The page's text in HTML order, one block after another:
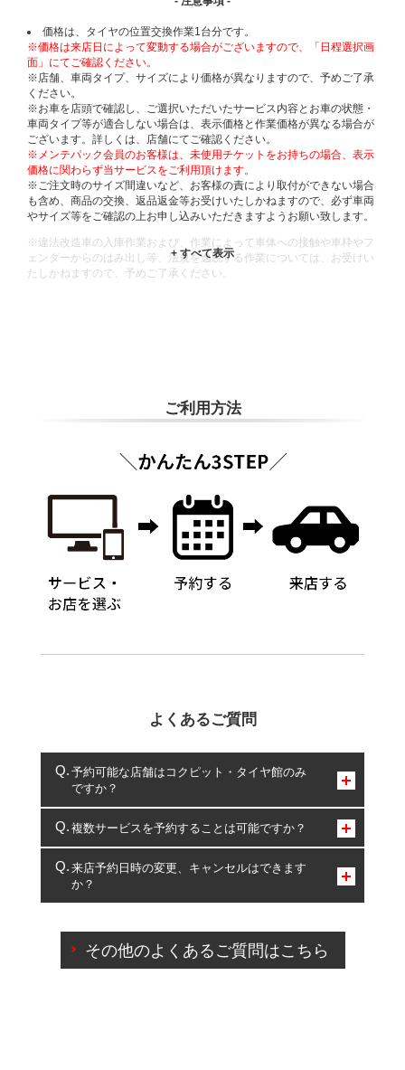
価格は、タイヤの位置交換作業1台分です。
※価格は来店日によって変動する場合がございますので、「日程選択画
面」にてご確認ください。
※店舗、車両タイプ、サイズにより価格が異なりますので、予めご了承
ください。
※お車を店頭で確認し、ご選択いただいたサービス内容とお車の状態・
車両タイプ等が適合しない場合は、表示価格と作業価格が異なる場合が
ございます。詳しくは、店舗にてご確認ください。
※メンテパック会員のお客様は、未使用チケットをお持ちの場合、表示
価格に関わらず当サービスをご利用頂けます。
※ご注文時のサイズ間違いなど、お客様の責により取付ができない場合
も含め、商品の交換、返品返金等お受けいたしかねますので、必ず車両
やサイズ等をご確認の上お申し込みいただきますようお願い致します。
※違法改造車の入庫作業および、作業によって車体への接触や車枠やフ
ェンダーからのはみ出し等、法規を逸脱する作業については、お受けい
たしかねますので、予めご了承ください。
ご利用方法
よくあるご質問
予約可能な店舗はコクピット・タイヤ館のみ
ですか？
コクピット・タイヤ館のみとなります。
複数サービスを予約することは可能ですか？
複数サービスのご予約は可能です。
一部の商品・サービスの組み合わせに限り、同時にご予約が
出来ないものもございます。
来店予約日時の変更、キャンセルはできます
か？
ご来店予約日の3営業日前を過ぎている場合のご予約
の日時変更につきましては、直接ご予約の店舗まで
その他のよくあるご質問はこちら